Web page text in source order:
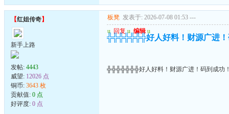
【红姐传奇】
新手上路
发帖: 4443
威望: 12026 点
铜币: 3643 枚
贡献值: 0 点
好评度: 0 点
板凳 发表于: 2026-07-08 01:53 ---
u 回复 u 编辑 u
╬╬╬╬╬╬╬好人好料！财源广进！
╬╬╬╬╬╬╬好人好料！财源广进！码到成功